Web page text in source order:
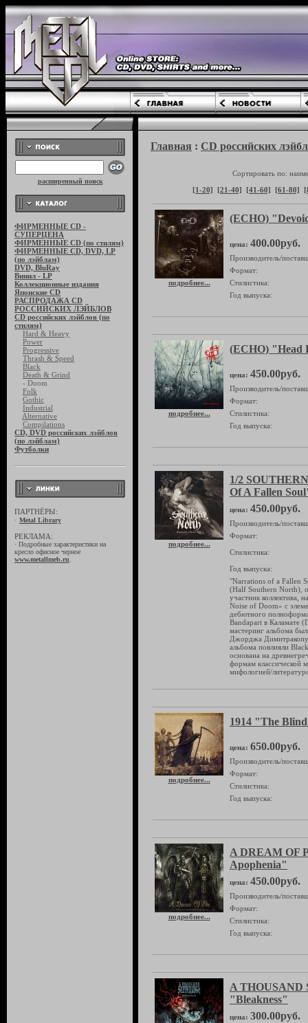
расширенный поиск
ФИРМЕННЫЕ CD -
СУПЕРЦЕНА
ФИРМЕННЫЕ CD (по стилям)
ФИРМЕННЫЕ CD, DVD, LP
(по лэйблам)
DVD, BluRay
Винил - LP
Коллекционные издания
Японские CD
РАСПРОДАЖА CD
РОССИЙСКИХ ЛЭЙБЛОВ
CD российских лэйблов (по
стилям)
Hard & Heavy
Power
Progressive
Thrash & Speed
Black
Death & Grind
- Doom
Folk
Gothic
Industrial
Alternative
Compilations
CD, DVD российских лэйблов
(по лэйблам)
Футболки
ПАРТНЁРЫ:
· Metal Library
РЕКЛАМА:
· Подробные характеристики на
кресло офисное черное
www.metallmeb.ru
Главная : CD российских
Сортировать по:
[1-20] [21-40] [41-60] [61-80]
подробнее...
(ECHO)
цена: 400.00руб.
Производитель/
Формат:
Стилистика:
Год выпуска:
подробнее...
(ECHO) "Head
цена: 450.00руб.
Производитель/
Формат:
Стилистика:
Год выпуска:
подробнее...
1/2
Of A Fallen
цена: 450.00руб.
Производитель/
Формат:
Стилистика:
Год выпуска:
"Narrations of a Fallen
(Half Southern North),
участник коллектива,
Noise of Doom» с
дебютного
Bandapart в Каламате
мастеринг альбома
Джорджа
альбома повлияли
основана на
формам классической
мифологией/
подробнее...
1914 "The
цена: 650.00руб.
Производитель/
Формат:
Стилистика:
Год выпуска:
подробнее...
A DREAM OF
Apophenia"
цена: 450.00руб.
Производитель/
Формат:
Стилистика:
Год выпуска:
A THOUSAND
"Bleakness"
цена: 300.00руб.